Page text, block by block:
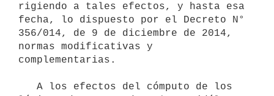
rigiendo a tales efectos, y hasta esa
fecha, lo dispuesto por el Decreto N°
356/014, de 9 de diciembre de 2014,
normas modificativas y
complementarias.